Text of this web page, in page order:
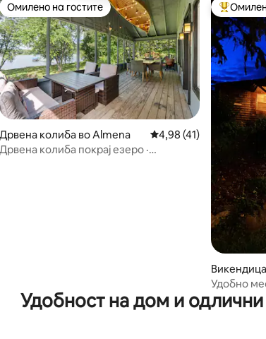
4,98 од 5, 89 рецензии
Омилено на гостите
Омилено на гостите
Дрвена колиба во Almena Просечна оцена: 4,98
4,98 (41)
Дрвена колиба покрај езеро ·
Меѓу
ty
Удобно
на фарма
Удобност на дом и